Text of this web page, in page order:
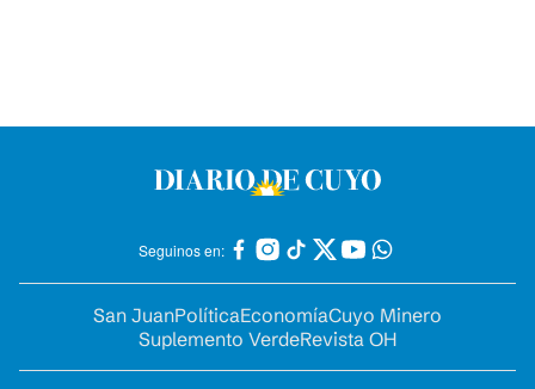
Seguinos en:
San JuanPolíticaEconomíaCuyo Minero
Suplemento VerdeRevista OH